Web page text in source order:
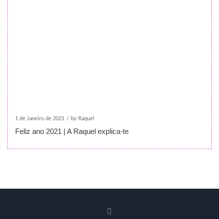
1 de Janeiro de 2021 / by Raquel
Feliz ano 2021 | A Raquel explica-te